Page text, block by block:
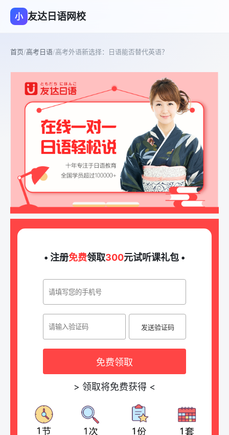
小 友达日语网校
首页/高考日语/高考外语新选择：日语能否替代英语？
• 注册免费领取300元试听课礼包 •
发送验证码
免费领取
> 领取将免费获得 <